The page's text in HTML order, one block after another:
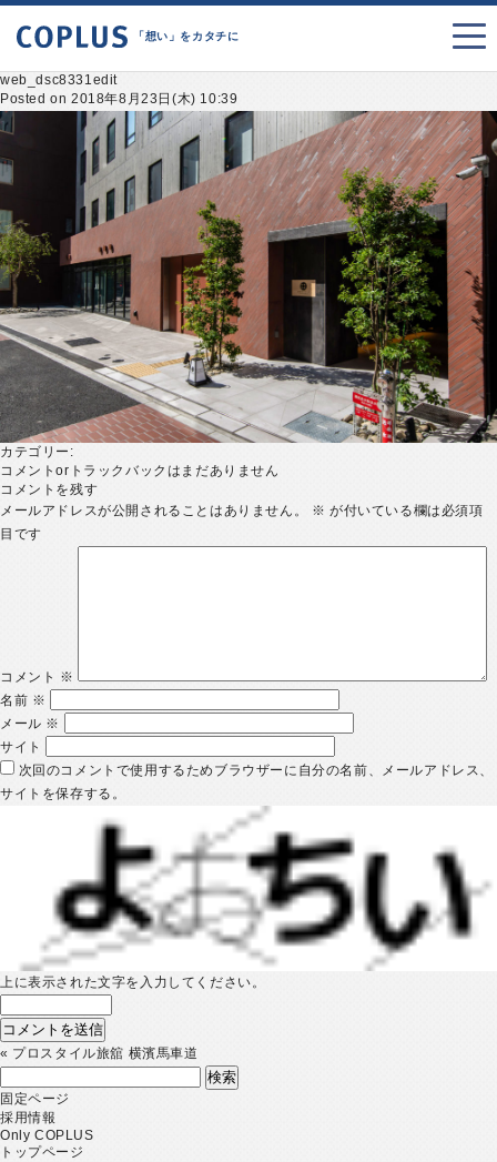
「想い」をカタチに
web_dsc8331edit
Posted on 2018年8月23日(木) 10:39
カテゴリー:
コメントorトラックバックはまだありません
コメントを残す
メールアドレスが公開されることはありません。
※ が付いている欄は必須項
目です
コメント ※
名前 ※
メール ※
サイト
次回のコメントで使用するためブラウザーに自分の名前、メールアドレス、
サイトを保存する。
上に表示された文字を入力してください。
« プロスタイル旅舘 横濱馬車道
索:
固定ページ
採用情報
Only COPLUS
トップページ